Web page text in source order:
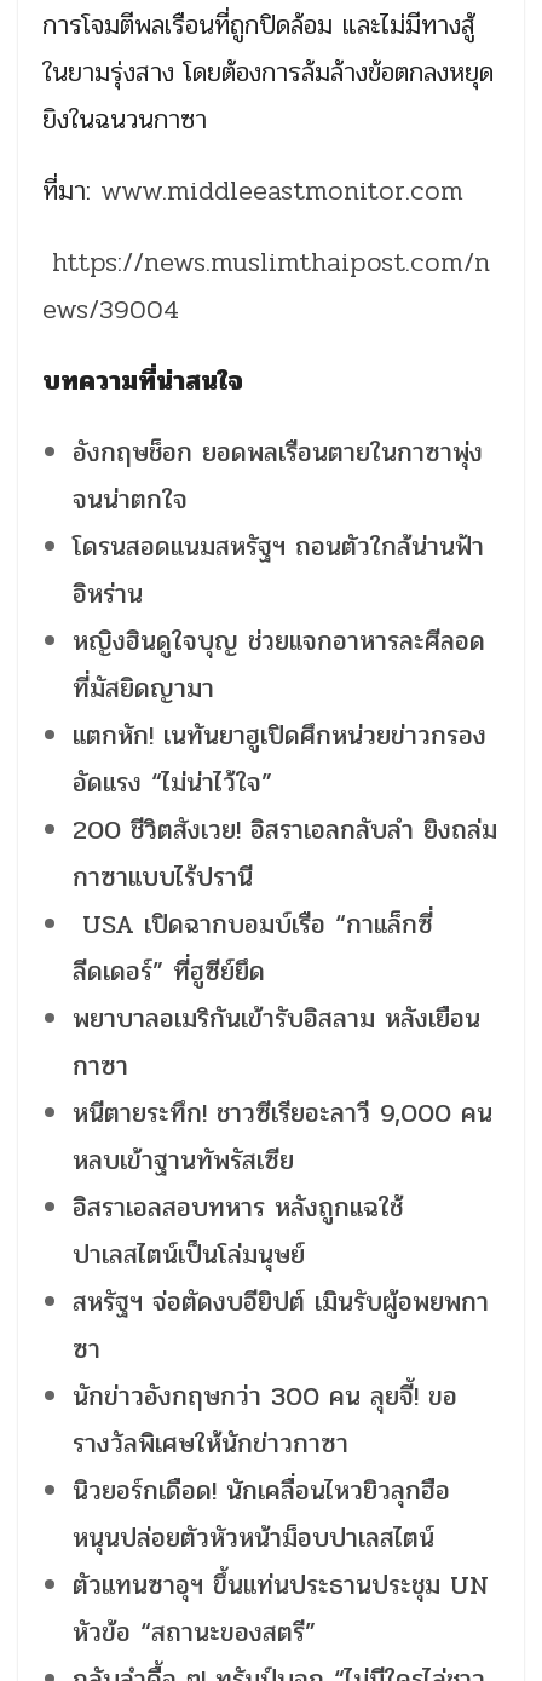
การโจมตีพลเรือนที่ถูกปิดล้อม และไม่มีทางสู้
ในยามรุ่งสาง โดยต้องการล้มล้างข้อตกลงหยุด
ยิงในฉนวนกาซา
ที่มา: www.middleeastmonitor.com
https://news.muslimthaipost.com/n
ews/39004
บทความที่น่าสนใจ
อังกฤษช็อก ยอดพลเรือนตายในกาซาพุ่ง
จนน่าตกใจ
โดรนสอดแนมสหรัฐฯ ถอนตัวใกล้น่านฟ้า
อิหร่าน
หญิงฮินดูใจบุญ ช่วยแจกอาหารละศีลอด
ที่มัสยิดญามา
แตกหัก! เนทันยาฮูเปิดศึกหน่วยข่าวกรอง
อัดแรง “ไม่น่าไว้ใจ”
200 ชีวิตสังเวย! อิสราเอลกลับลำ ยิงถล่ม
กาซาแบบไร้ปรานี
USA เปิดฉากบอมบ์เรือ “กาแล็กซี่
ลีดเดอร์” ที่ฮูซีย์ยึด
พยาบาลอเมริกันเข้ารับอิสลาม หลังเยือน
กาซา
หนีตายระทึก! ชาวซีเรียอะลาวี 9,000 คน
หลบเข้าฐานทัพรัสเซีย
อิสราเอลสอบทหาร หลังถูกแฉใช้
ปาเลสไตน์เป็นโล่มนุษย์
สหรัฐฯ จ่อตัดงบอียิปต์ เมินรับผู้อพยพกา
ซา
นักข่าวอังกฤษกว่า 300 คน ลุยจี้! ขอ
รางวัลพิเศษให้นักข่าวกาซา
นิวยอร์กเดือด! นักเคลื่อนไหวยิวลุกฮือ
หนุนปล่อยตัวหัวหน้าม็อบปาเลสไตน์
ตัวแทนซาอุฯ ขึ้นแท่นประธานประชุม UN
หัวข้อ “สถานะของสตรี”